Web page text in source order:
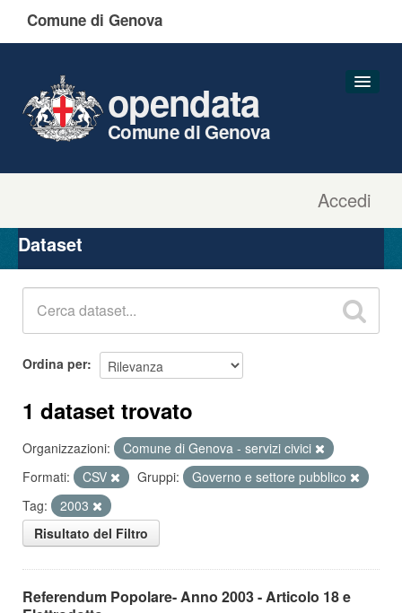
Comune di Genova
Accedi
opendata
Comune di Genova
Organizzazioni
Gruppi
Dataset
Ordina per
1 dataset trovato
Organizzazioni:
Comune di Genova - servizi civici
Formati:
CSV Gruppi:
Governo e settore pubblico
Tag:
2003
Risultato del Filtro
Referendum Popolare- Anno 2003 - Articolo 18 e